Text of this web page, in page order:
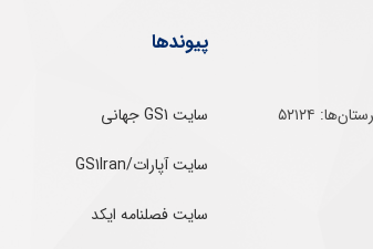
پیوندها
سایت GS1 جهانی
سایت آپارات/GS1Iran
سایت فصلنامه ایکد
تلفن‌ گویا برای‌ تهران‌‌ و‌ شهرستان‌ها:‌ ۵۲۱۲۴